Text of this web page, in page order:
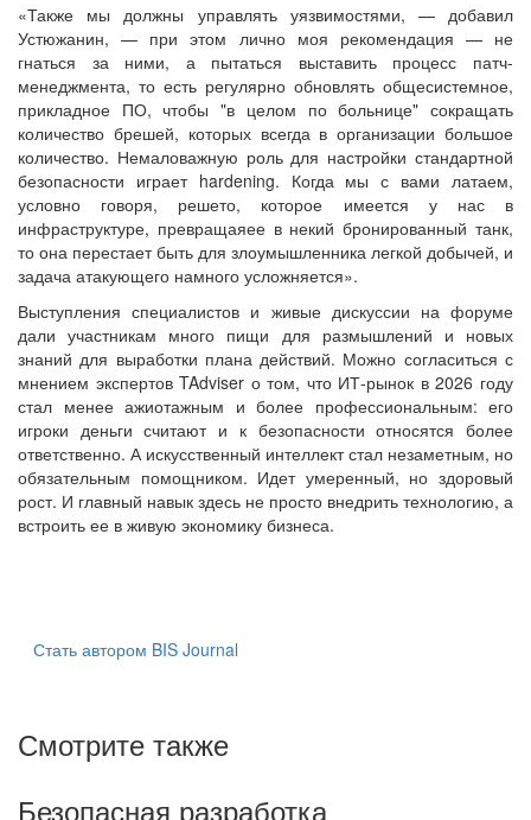
«Также мы должны управлять уязвимостями, — добавил
Устюжанин, — при этом лично моя рекомендация — не
гнаться за ними, а пытаться выставить процесс патч-
менеджмента, то есть регулярно обновлять общесистемное,
прикладное ПО, чтобы "в целом по больнице" сокращать
количество брешей, которых всегда в организации большое
количество. Немаловажную роль для настройки стандартной
безопасности играет hardening. Когда мы с вами латаем,
условно говоря, решето, которое имеется у нас в
инфраструктуре, превращаяее в некий бронированный танк,
то она перестает быть для злоумышленника легкой добычей, и
задача атакующего намного усложняется».
Выступления специалистов и живые дискуссии на форуме
дали участникам много пищи для размышлений и новых
знаний для выработки плана действий. Можно согласиться с
мнением экспертов TAdviser о том, что ИТ-рынок в 2026 году
стал менее ажиотажным и более профессиональным: его
игроки деньги считают и к безопасности относятся более
ответственно. А искусственный интеллект стал незаметным, но
обязательным помощником. Идет умеренный, но здоровый
рост. И главный навык здесь не просто внедрить технологию, а
встроить ее в живую экономику бизнеса.
Стать автором BIS Journal
Смотрите также
Безопасная разработка